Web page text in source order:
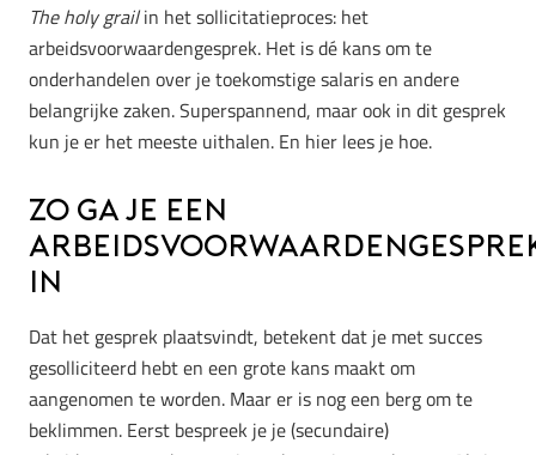
The holy grailin het sollicitatieproces: het
arbeidsvoorwaardengesprek. Het is dé kans om te
onderhandelen over je toekomstige salaris en andere
belangrijke zaken. Superspannend, maar ook in dit gesprek
kun je er het meeste uithalen. En hier lees je hoe.
Zo ga je een
in
Dat het gesprek plaatsvindt, betekent dat je met succes
gesolliciteerd hebt en een grote kans maakt om
aangenomen te worden. Maar er is nog een berg om te
beklimmen. Eerst bespreek je je (secundaire)